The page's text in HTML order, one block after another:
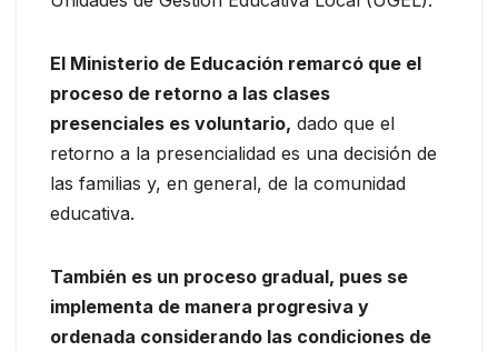
El Ministerio de Educación remarcó que el
proceso de retorno a las clases
presenciales es voluntario, dado que el
retorno a la presencialidad es una decisión de
las familias y, en general, de la comunidad
educativa.
También es un proceso gradual, pues se
implementa de manera progresiva y
ordenada considerando las condiciones de